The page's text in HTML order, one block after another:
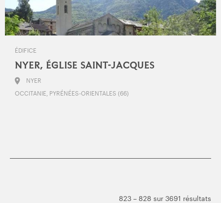
ÉDIFICE
NYER, ÉGLISE SAINT-JACQUES
NYER
OCCITANIE, PYRÉNÉES-ORIENTALES (66)
823 – 828 sur 3691 résultats